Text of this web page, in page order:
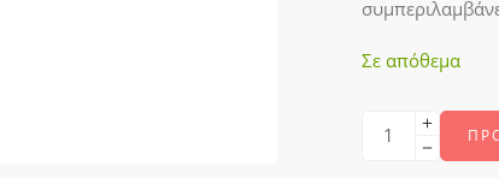
Σε απόθεμα